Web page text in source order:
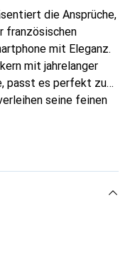
die Ansprüche,
französischen
mit Eleganz.
mit jahrelanger
passt es perfekt zu
seine feinen
Smartphone.
Wahl für eine